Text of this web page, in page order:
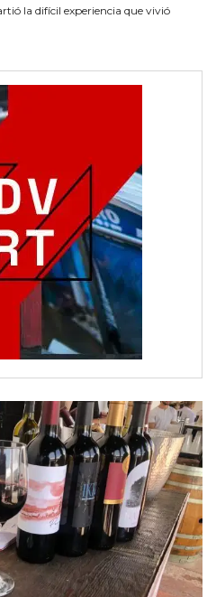
la difícil experiencia que vivió